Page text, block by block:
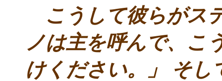
こうして彼らがス
ノは主を呼んで、こ
けください。」 そ